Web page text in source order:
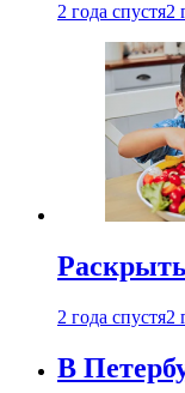
2 года спустя2
2 года спустя2
В